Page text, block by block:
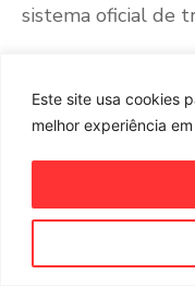
Este site usa cookies
melhor experiência
sistema oficial de
modelo de
lembra que “não
errada de tecido
considerada como
em mente é que “
mudança. Não